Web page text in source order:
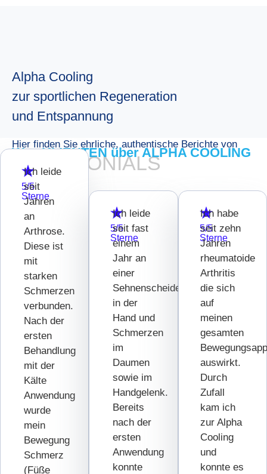
Alpha Cooling
zur sportlichen Regeneration
und Entspannung
TESTIMONIALS
Hier finden Sie ehrliche, authentische Berichte von
Was KLIENTEN über ALPHA COOLING
berichten
5/5
Sterne
Ich leide
seit
Jahren
an
Arthrose.
Diese ist
mit
starken
Schmerzen
verbunden.
Nach der
ersten
Behandlung
mit der
Kälte
Anwendung
wurde
mein
Bewegung
Schmerz
(Füße
5/5
Sterne
Ich leide
seit fast
einem
Jahr an
einer
Sehnenscheidenentzündung
in der
Hand und
Schmerzen
im
Daumen
sowie im
Handgelenk.
Bereits
nach der
ersten
Anwendung
konnte
5/5
Sterne
Ich habe
seit zehn
Jahren
rheumatoide
Arthritis
die sich
auf
meinen
gesamten
auswirkt.
Durch
Zufall
kam ich
zur Alpha
Cooling
und
konnte es